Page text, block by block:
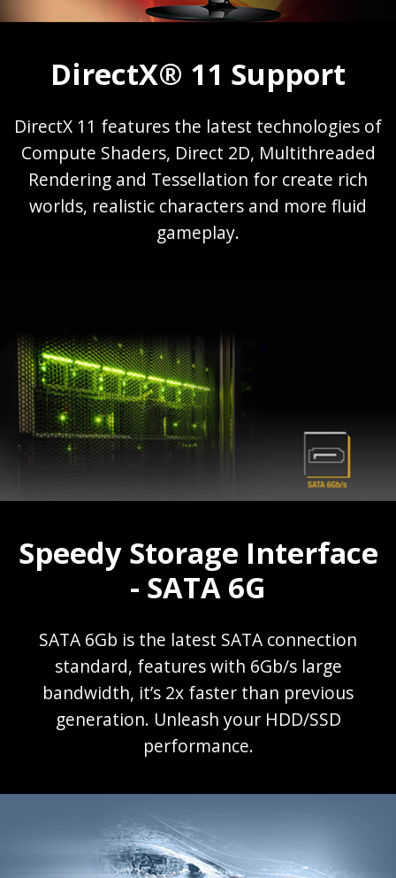
DirectX® 11 Support
DirectX 11 features the latest technologies of
Compute Shaders, Direct 2D, Multithreaded
Rendering and Tessellation for create rich
worlds, realistic characters and more fluid
gameplay.
Speedy Storage Interface
- SATA 6G
SATA 6Gb is the latest SATA connection
standard, features with 6Gb/s large
bandwidth, it’s 2x faster than previous
generation. Unleash your HDD/SSD
performance.